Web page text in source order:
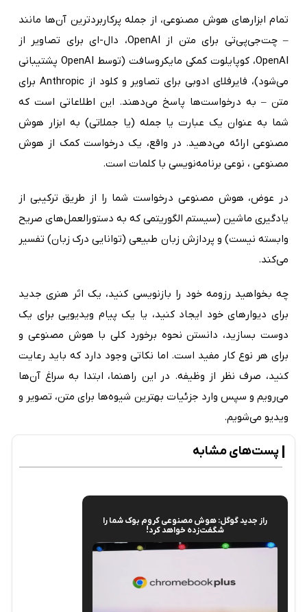
تمام ابزارهای هوش مصنوعی، از جمله پرکاربردترین آن‌ها مانند
– چت‌جی‌پی‌تی برای متن از OpenAI، دال-ای برای تصاویر از
OpenAI، کوپایلوت کمکی مایکروسافت (توسط OpenAI پشتیبانی
می‌شود)، فایرفلای ادوبی برای تصاویر و کلود از Anthropic برای
متن – به درخواست‌ها پاسخ می‌دهند. این اطلاعاتی است که
شما به عنوان یک عبارت یا جمله (یا جملاتی) به ابزار هوش
مصنوعی ارائه می‌دهید. در واقع، یک درخواست کمک از هوش
مصنوعی ، نوعی برنامه‌نویسی با کلمات است.
در عوض، هوش مصنوعی درخواست شما را از طریق ترکیبی از
یادگیری ماشین (سیستم الگوریتمی که به دستورالعمل‌های صریح
وابسته نیست) و پردازش زبان طبیعی (توانایی درک زبان) تفسیر
می‌کند.
چه بخواهید رزومه خود را بازنویسی کنید، یک اثر هنری جدید
برای دیوارهای خود ایجاد کنید، یا یک پیام ویدیویی برای یک
دوست بسازید، دانستن نحوه برخورد کلی با هوش مصنوعی و
برای هر نوع کار مفید است. اما نکاتی وجود دارد که باید رعایت
کنید، صرف نظر از وظیفه. در این راهنما، ابتدا به سراغ آن‌ها
می‌رویم و سپس وارد جزئیات بهترین شیوه‌ها برای متن، تصویر و
ویدیو می‌شویم.
پست‌های مشابه
راز جدید گوگل: هوش مصنوعی کروم‌ بوک شما را
شگفت‌زده خواهد کرد!